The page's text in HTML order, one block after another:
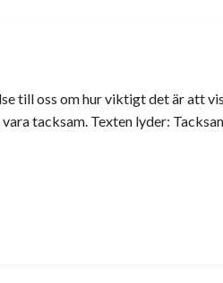
till oss om hur viktigt det är att
tacksam. Texten lyder: